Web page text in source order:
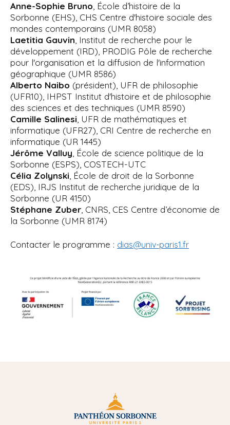
Anne-Sophie Bruno, École d’histoire de la
Sorbonne (EHS), CHS Centre d'histoire sociale des
mondes contemporains (UMR 8058)
Laetitia Gauvin, Institut de recherche pour le
développement (IRD), PRODIG Pôle de recherche
pour l'organisation et la diffusion de l'information
géographique (UMR 8586)
Alberto Naibo (président), UFR de philosophie
(UFR10), IHPST Institut d'histoire et de philosophie
des sciences et des techniques (UMR 8590)
Camille Salinesi, UFR de mathématiques et
informatique (UFR27), CRI Centre de recherche en
informatique (UR 1445)
Jérôme Valluy, École de science politique de la
Sorbonne (ESPS), COSTECH-UTC
Célia Zolynski, École de droit de la Sorbonne
(EDS), IRJS Institut de recherche juridique de la
Sorbonne (UR 4150)
Stéphane Zuber, CNRS, CES Centre d’économie de
la Sorbonne (UMR 8174)
Contacter le programme : dias@univ-paris1.fr